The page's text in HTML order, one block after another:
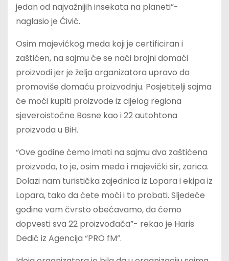
jedan od najvažnijih insekata na planeti”-
naglasio je Ćivić.
Osim majevićkog meda koji je certificiran i
zaštićen, na sajmu će se naći brojni domaći
proizvodi jer je želja organizatora upravo da
promoviše domaću proizvodnju. Posjetitelji sajma
će moći kupiti proizvode iz cijelog regiona
sjeveroistočne Bosne kao i 22 autohtona
proizvoda u BiH.
“Ove godine ćemo imati na sajmu dva zaštićena
proizvoda, to je, osim meda i majevički sir, zarica.
Dolazi nam turistička zajednica iz Lopara i ekipa iz
Lopara, tako da ćete moći i to probati. Sljedeće
godine vam čvrsto obećavamo, da ćemo
dopvesti sva 22 proizvođača”- rekao je Haris
Dedić iz Agencija “PRO fM”.